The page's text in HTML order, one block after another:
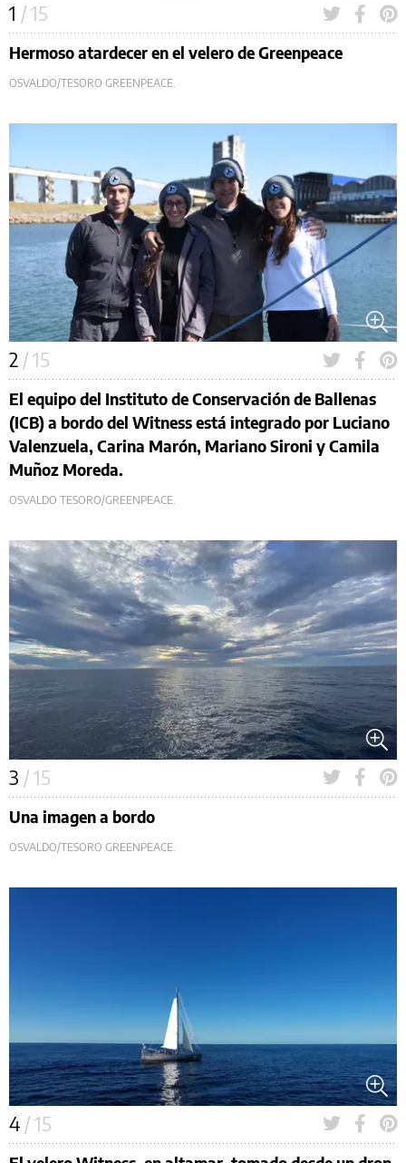
1 / 15
Hermoso atardecer en el velero de Greenpeace
OSVALDO/TESORO GREENPEACE.
2 / 15
El equipo del Instituto de Conservación de Ballenas
(ICB) a bordo del Witness está integrado por Luciano
Valenzuela, Carina Marón, Mariano Sironi y Camila
Muñoz Moreda.
OSVALDO TESORO/GREENPEACE.
3 / 15
Una imagen a bordo
OSVALDO/TESORO GREENPEACE.
4 / 15